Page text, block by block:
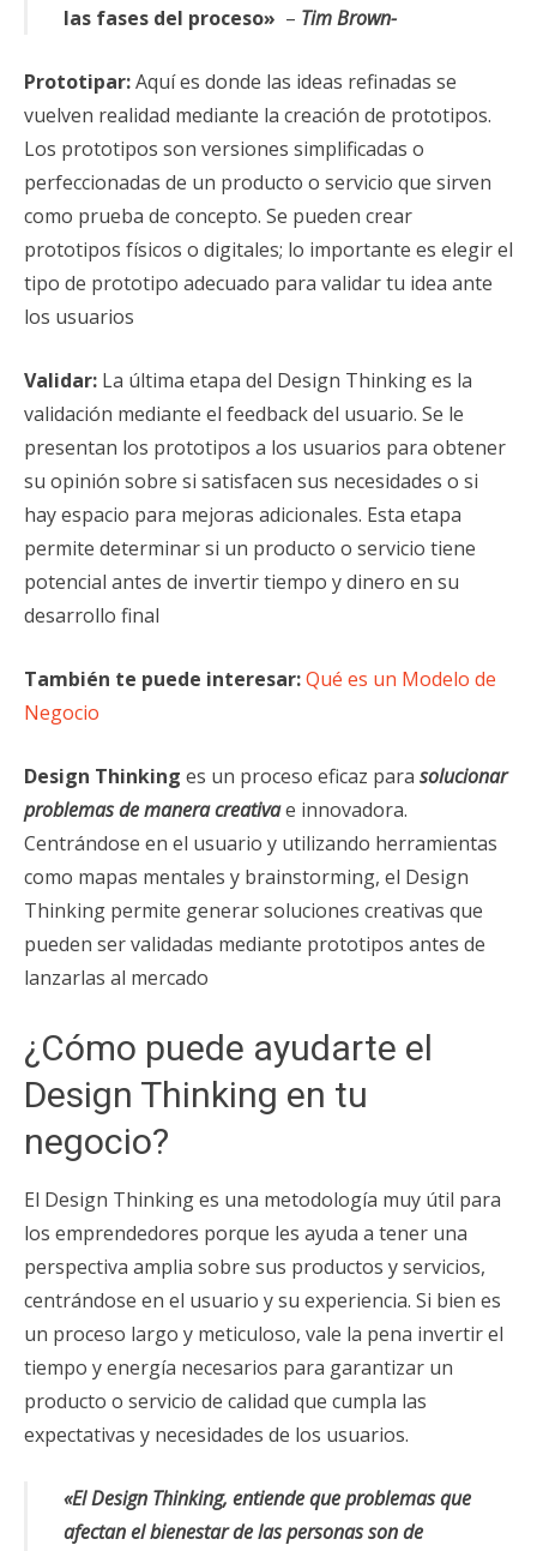
las fases del proceso» – Tim Brown-
Prototipar:Aquí es donde las ideas refinadas se
vuelven realidad mediante la creación de prototipos.
Los prototipos son versiones simplificadas o
perfeccionadas de un producto o servicio que sirven
como prueba de concepto. Se pueden crear
prototipos físicos o digitales; lo importante es elegir el
tipo de prototipo adecuado para validar tu idea ante
los usuarios
Validar: La última etapa del Design Thinking es la
validación mediante el feedback del usuario. Se le
presentan los prototipos a los usuarios para obtener
su opinión sobre si satisfacen sus necesidades o si
hay espacio para mejoras adicionales. Esta etapa
permite determinar si un producto o servicio tiene
potencial antes de invertir tiempo y dinero en su
desarrollo final
También te puede interesar:Qué es un Modelo de
Negocio
Design Thinking es un proceso eficaz para solucionar
problemas de manera creativae innovadora.
Centrándose en el usuario y utilizando herramientas
como mapas mentales y brainstorming, el Design
Thinking permite generar soluciones creativas que
pueden ser validadas mediante prototipos antes de
lanzarlas al mercado
¿Cómo puede ayudarte el
Design Thinking en tu
negocio?
El Design Thinking es una metodología muy útil para
los emprendedores porque les ayuda a tener una
perspectiva amplia sobre sus productos y servicios,
centrándose en el usuario y su experiencia. Si bien es
un proceso largo y meticuloso, vale la pena invertir el
tiempo y energía necesarios para garantizar un
producto o servicio de calidad que cumpla las
expectativas y necesidades de los usuarios.
«El Design Thinking, entiende que problemas que
afectan el bienestar de las personas sonde